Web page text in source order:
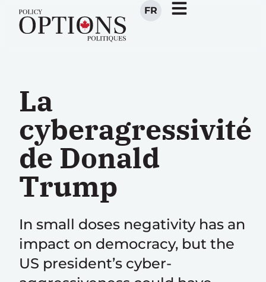
FR
La
cyberagressivité
de Donald
Trump
In small doses negativity has an
impact on democracy, but the
US president’s cyber-